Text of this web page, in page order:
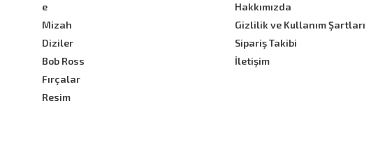
e
Mizah
Diziler
Bob Ross
Fırçalar
Resim
Hakkımızda
Gizlilik ve Kullanım Şartları
Sipariş Takibi
İletişim